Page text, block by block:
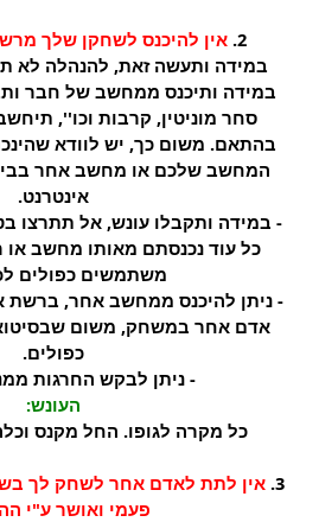
2. אין להיכנס לשחקן שלך
במידה ותעשה זאת, להנהלה לא
במידה ותיכנס ממחשב של חבר
סחר מוניטין, קרבות וכו'',
בהתאם. משום כך, יש לוודא
המחשב שלכם או מחשב אחר
אינטרנט.
- במידה ותקבלו עונש, אל תתרצו
כל עוד נכנסתם מאותו מחשב
משתמשים כפולים
- ניתן להיכנס ממחשב אחר,
אדם אחר במשחק, משום
כפולים.
- ניתן לבקש החרגות
העונש:
כל מקרה לגופו. החל מקנס
3. אין לתת לאדם אחר לשחק לך
פעמי ואושר ע"י